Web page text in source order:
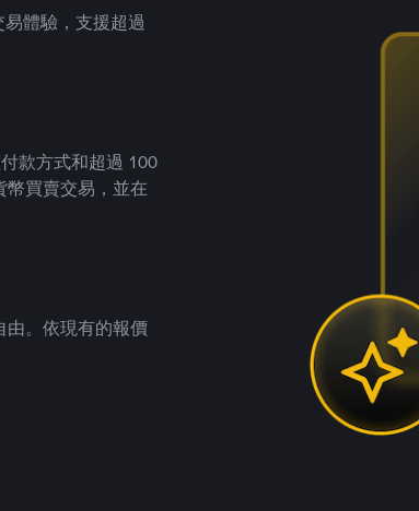
體驗，支援超過
款方式和超過 100
買賣交易，並在
由。依現有的報價